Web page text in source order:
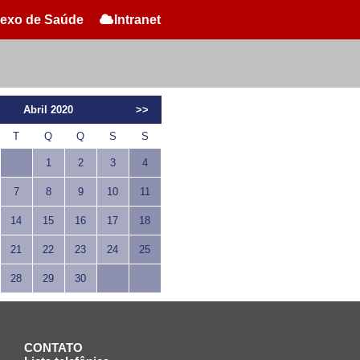
de Saúde Intranet
Abril 2020 >>
T Q Q S S
1 2 3 4
7 8 9 10 11
14 15 16 17 18
21 22 23 24 25
28 29 30
CONTATO